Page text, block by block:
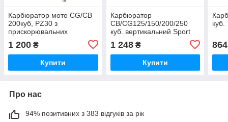
Карбюратор мото CG/CB
200куб, PZ30 з
прискорювальних
Keihin.
1 200 ₴
Купити
Карбюратор
CB/CG125/150/200/250
куб. вертикальний Sport
PWK 38 мм, з механічною
заслінкою, Keihin.
1 248₴
Купити
куб.
864
Про нас
94% позитивних з 383 відгуків за рік